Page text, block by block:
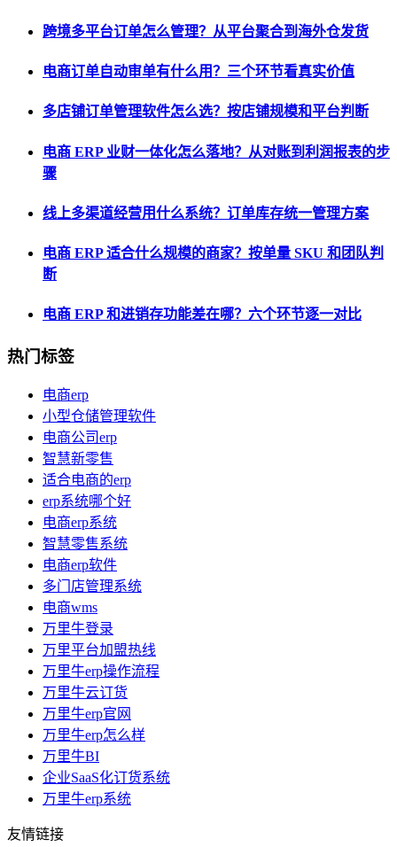
跨境多平台订单怎么管理？从平台聚合到海外仓发货
电商订单自动审单有什么用？三个环节看真实价值
多店铺订单管理软件怎么选？按店铺规模和平台判断
电商 ERP 业财一体化怎么落地？从对账到利润报表的步
骤
线上多渠道经营用什么系统？订单库存统一管理方案
电商 ERP 适合什么规模的商家？按单量 SKU 和团队判
断
电商 ERP 和进销存功能差在哪？六个环节逐一对比
热门标签
电商erp
小型仓储管理软件
电商公司erp
智慧新零售
适合电商的erp
erp系统哪个好
电商erp系统
智慧零售系统
电商erp软件
多门店管理系统
电商wms
万里牛登录
万里平台加盟热线
万里牛erp操作流程
万里牛云订货
万里牛erp官网
万里牛erp怎么样
万里牛BI
企业SaaS化订货系统
万里牛erp系统
友情链接